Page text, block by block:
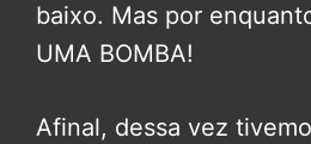
baixo. Mas por
UMA BOMBA!
Afinal, dessa vez